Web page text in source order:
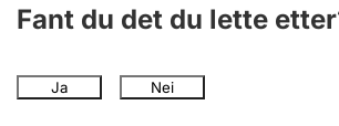
Fant du det du lette
Ja Nei